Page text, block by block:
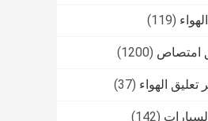
(119)
امتصاص (1200)
تعليق الهواء (37)
(142)